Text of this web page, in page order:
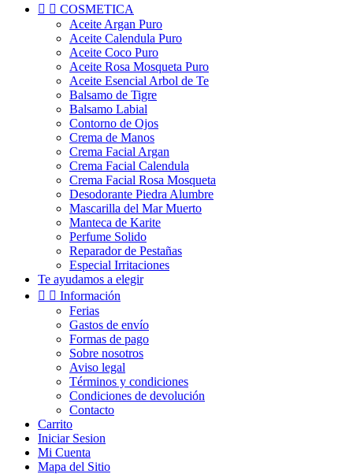
  COSMETICA
Aceite Argan Puro
Aceite Calendula Puro
Aceite Coco Puro
Aceite Rosa Mosqueta Puro
Aceite Esencial Arbol de Te
Balsamo de Tigre
Balsamo Labial
Contorno de Ojos
Crema de Manos
Crema Facial Argan
Crema Facial Calendula
Crema Facial Rosa Mosqueta
Desodorante Piedra Alumbre
Mascarilla del Mar Muerto
Manteca de Karite
Perfume Solido
Reparador de Pestañas
Especial Irritaciones
Te ayudamos a elegir
  Información
Ferias
Gastos de envío
Formas de pago
Sobre nosotros
Aviso legal
Términos y condiciones
Condiciones de devolución
Contacto
Carrito
Iniciar Sesion
Mi Cuenta
Mapa del Sitio